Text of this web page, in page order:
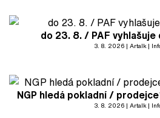
do 23. 8. / PAF vyhlašuje
3. 8. 2026 Artalk
NGP hledá pokladní /
3. 8. 2026 Artalk